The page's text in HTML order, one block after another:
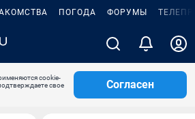
ПОГОДА ФОРУМЫ
cookie-
свое
Согласен